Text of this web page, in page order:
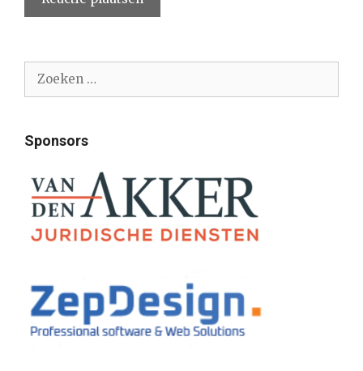
naar:
Sponsors